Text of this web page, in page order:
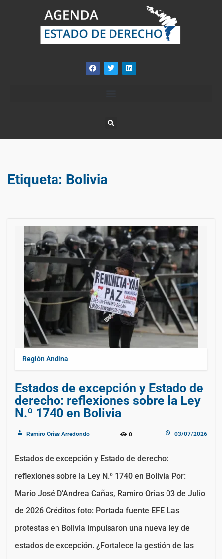
Etiqueta: Bolivia
Región Andina
Estados de excepción y Estado de
derecho: reflexiones sobre la Ley
N.º 1740 en Bolivia
Ramiro Orias Arredondo 0 03/07/2026
Estados de excepción y Estado de derecho:
reflexiones sobre la Ley N.º 1740 en Bolivia Por:
Mario José D’Andrea Cañas, Ramiro Orias 03 de Julio
de 2026 Créditos foto: Portada fuente EFE Las
protestas en Bolivia impulsaron una nueva ley de
estados de excepción. ¿Fortalece la gestión de las